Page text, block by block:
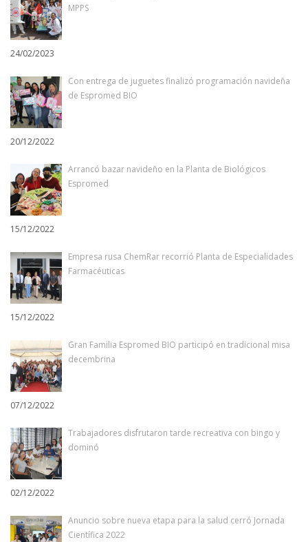
MPPS
24/02/2023
Con entrega de juguetes finalizó programación navideña
de Espromed BIO
20/12/2022
Arrancó bazar navideño en la Planta de Biológicos
Espromed
15/12/2022
Empresa rusa ChemRar recorrió Planta de Especialidades
Farmacéuticas
15/12/2022
Gran Familia Espromed BIO participó en tradicional misa
decembrina
07/12/2022
Trabajadores disfrutaron tarde recreativa con bingo y
dominó
02/12/2022
Anuncio sobre nueva etapa para la salud cerró Jornada
Científica 2022